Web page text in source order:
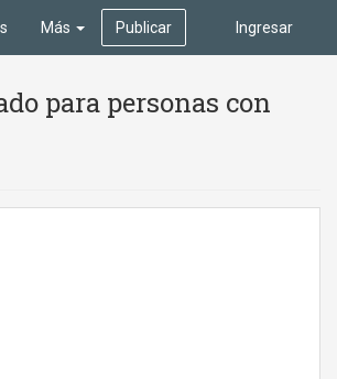
Ingresar
Más Publicar
para personas con